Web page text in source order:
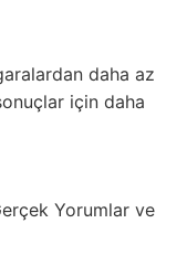
daha az
için daha